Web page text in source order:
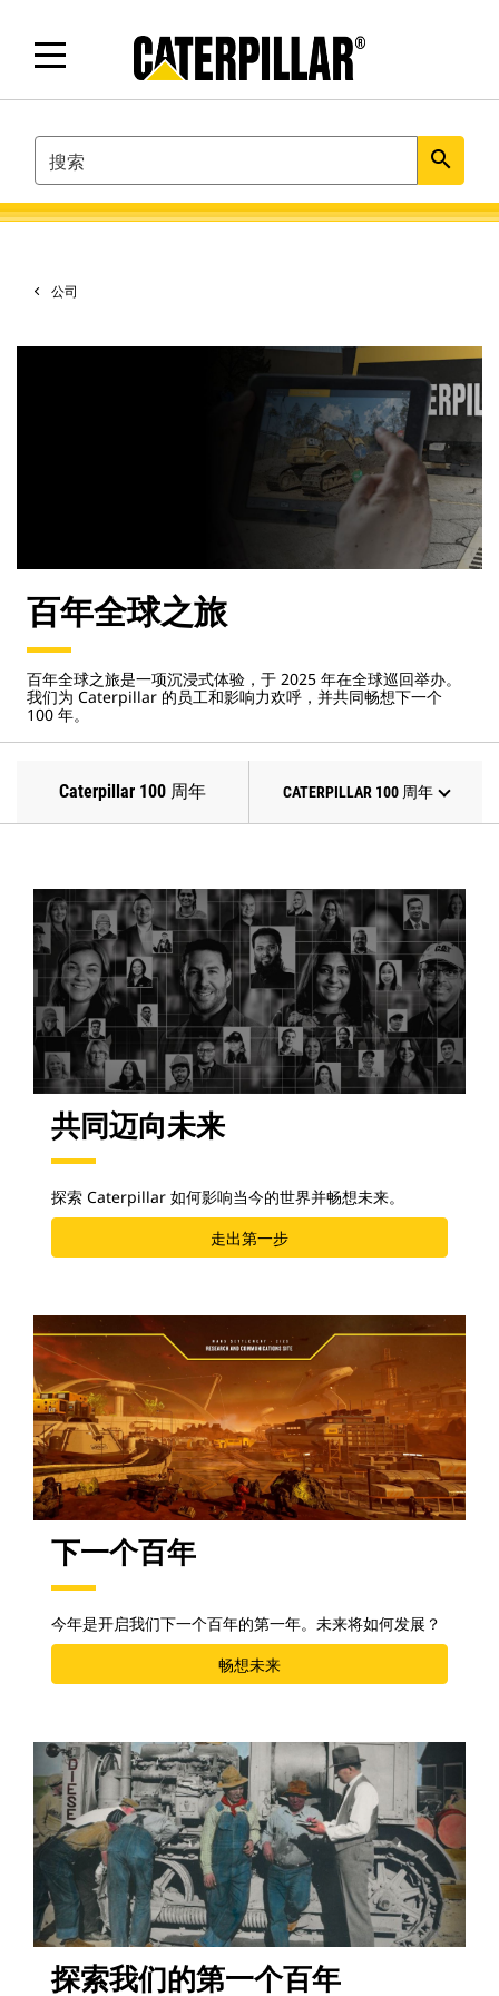
SEARCH search
公司
百年全球之旅
百年全球之旅是一项沉浸式体验，于 2025 年在全球巡回举办。
我们为 Caterpillar 的员工和影响力欢呼，并共同畅想下一个
100 年。
Caterpillar 100 周年 CATERPILLAR 100 周年
共同迈向未来
探索 Caterpillar 如何影响当今的世界并畅想未来。
走出第一步
下一个百年
今年是开启我们下一个百年的第一年。未来将如何发展？
畅想未来
探索我们的第一个百年